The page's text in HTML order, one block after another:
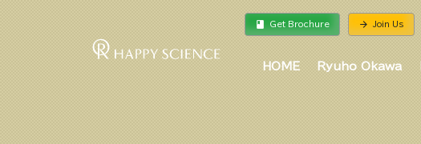
book Get Brochure arrow_forward Join Us
HOME Ryuho Okawa